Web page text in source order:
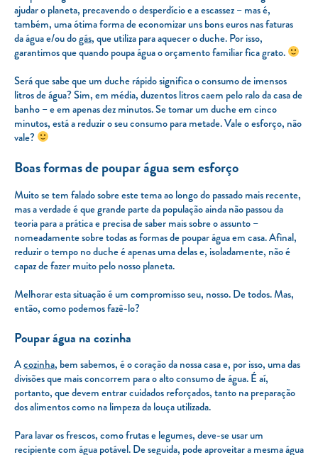
ajudar o planeta, precavendo o desperdício e a escassez – mas é,
também, uma ótima forma de economizar uns bons euros nas faturas
da água e/ou dogás, que utiliza para aquecer o duche. Por isso,
garantimos que quando poupa água o orçamento familiar fica grato.
Será que sabe que um duche rápido significa o consumo de imensos
litros de água? Sim, em média, duzentos litros caem pelo ralo da casa de
banho – e em apenas dez minutos. Se tomar um duche em cinco
minutos, está a reduzir o seu consumo para metade. Vale o esforço, não
vale?
Boas formas de poupar água sem esforço
Muito se tem falado sobre este tema ao longo do passado mais recente,
mas a verdade é que grande parte da população ainda não passou da
teoria para a prática e precisa de saber mais sobre o assunto –
nomeadamente sobre todas as formas de poupar água em casa. Afinal,
reduzir o tempo no duche é apenas uma delas e, isoladamente, não é
capaz de fazer muito pelo nosso planeta.
Melhorar esta situação é um compromisso seu, nosso. De todos. Mas,
então, como podemos fazê-lo?
Poupar água na cozinha
Acozinha, bem sabemos, é o coração da nossa casa e, por isso, uma das
divisões que mais concorrem para o alto consumo de água. É aí,
portanto, que devem entrar cuidados reforçados, tanto na preparação
dos alimentos como na limpeza da louça utilizada.
Para lavar os frescos, como frutas e legumes, deve-se usar um
recipiente com água potável. De seguida, pode aproveitar a mesma água